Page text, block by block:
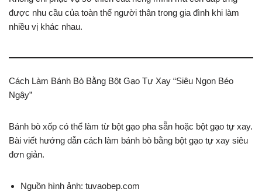
được nhu cầu của toàn thể người thân trong gia đình khi làm
nhiều vị khác nhau.
Cách Làm Bánh Bò Bằng Bột Gạo Tự Xay “Siêu Ngon Béo
Ngậy”
Bánh bò xốp có thể làm từ bột gạo pha sẵn hoặc bột gạo tự xay.
Bài viết hướng dẫn cách làm bánh bò bằng bột gạo tự xay siêu
đơn giản.
Nguồn hình ảnh: tuvaobep.com